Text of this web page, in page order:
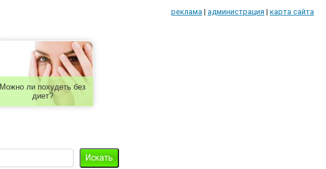
реклама | администрация | карта сайта
Можно ли похудеть без
диет?